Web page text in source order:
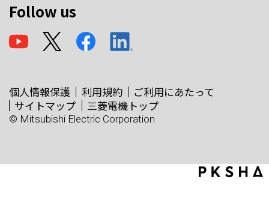
Follow us
個人情報保護 利用規約
ご利用にあたって
サイトマップ
三菱電機トップ
© Mitsubishi Electric Corporation